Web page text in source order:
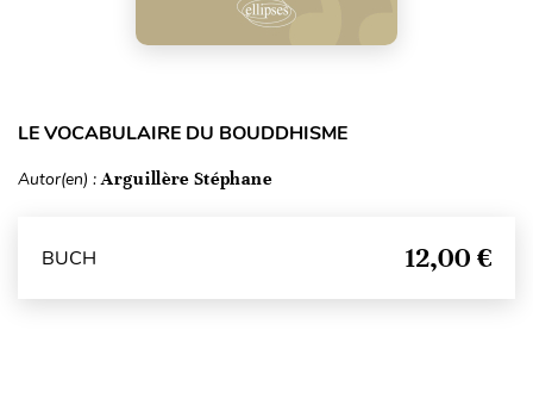
LE VOCABULAIRE DU BOUDDHISME
Autor(en) :Arguillère Stéphane
BUCH 12,00 €